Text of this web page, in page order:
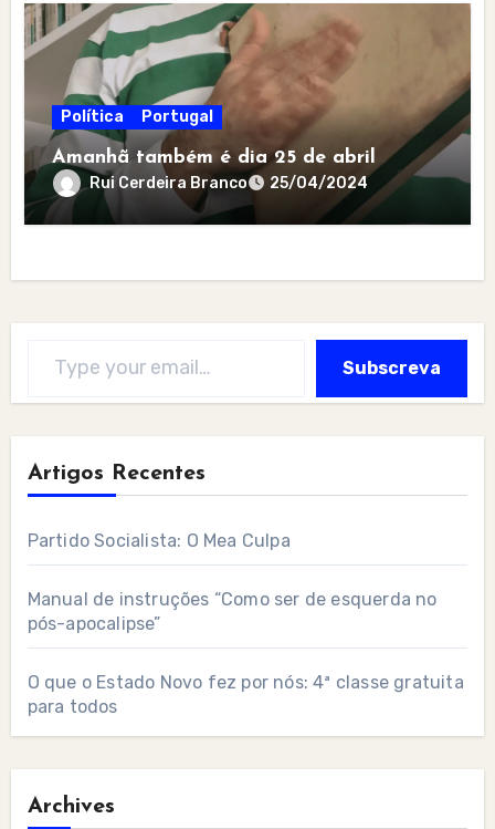
Política Portugal
Amanhã também é dia 25 de abril
Rui Cerdeira Branco 25/04/2024
Subscreva
Artigos Recentes
Partido Socialista: O Mea Culpa
Manual de instruções “Como ser de esquerda no
pós-apocalipse”
O que o Estado Novo fez por nós: 4ª classe gratuita
para todos
Archives